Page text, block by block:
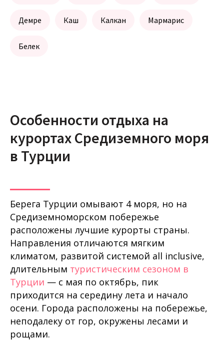
Демре Каш Калкан Мармарис
Белек
Особенности отдыха на
курортах Средиземного моря
в Турции
Берега Турции омывают 4 моря, но на
Средиземноморском побережье
расположены лучшие курорты страны.
Направления отличаются мягким
климатом, развитой системой all inclusive,
длительным туристическим сезоном в
Турции — с мая по октябрь, пик
приходится на середину лета и начало
осени. Города расположены на побережье,
неподалеку от гор, окружены лесами и
рощами.